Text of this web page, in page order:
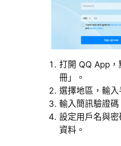
打開 QQ App，
冊」。
選擇地區，輸入
輸入簡訊驗證碼
設定用戶名與
資料。